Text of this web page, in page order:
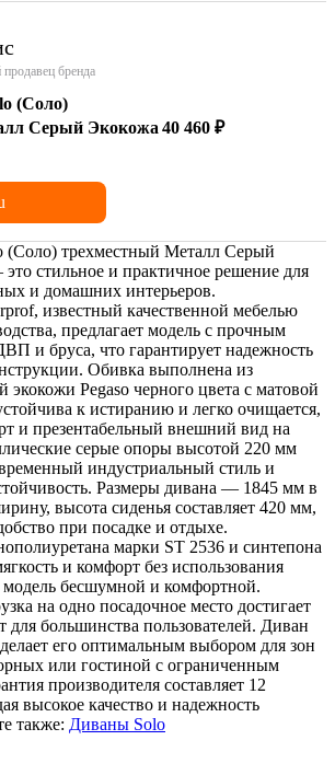
бренда
(Соло)
Серый Экокожа 40 460 ₽
(Соло) трехместный Металл Серый
стильное и практичное решение для
и домашних интерьеров.
известный качественной мебелью
предлагает модель с прочным
и бруса, что гарантирует надежность
Обивка выполнена из
экокожи Pegaso черного цвета с матовой
к истиранию и легко очищается,
и презентабельный внешний вид на
серые опоры высотой 220 мм
индустриальный стиль и
Размеры дивана — 1845 мм в
высота сиденья составляет 420 мм,
при посадке и отдыхе.
марки ST 2536 и синтепона
и комфорт без использования
модель бесшумной и комфортной.
на одно посадочное место достигает
для большинства пользователей. Диван
его оптимальным выбором для зон
или гостиной с ограниченным
производителя составляет 12
высокое качество и надежность
также: Диваны Solo